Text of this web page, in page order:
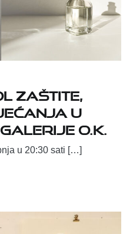
zaštite,
u
O.K.
u 20:30 sati […]